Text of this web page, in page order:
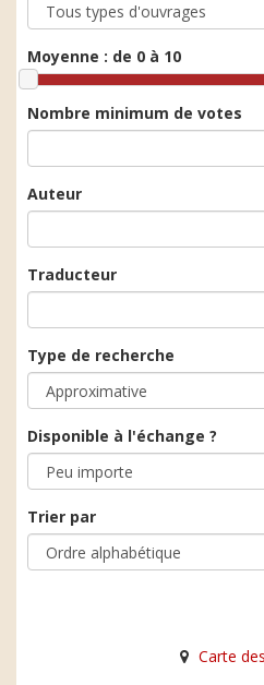
Moyenne : de 0 à 10
Nombre minimum de votes
Auteur
Traducteur
Type de recherche
Disponible à l'échange ?
Trier par
Carte